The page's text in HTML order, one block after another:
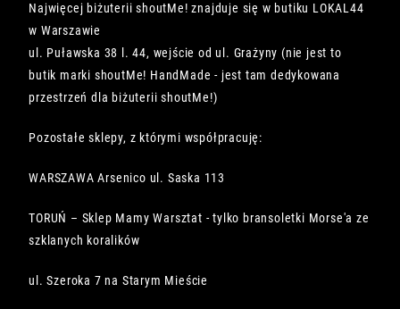
Najwięcej biżuterii shoutMe! znajduje się w butiku LOKAL44
w Warszawie
ul. Puławska 38 l. 44, wejście od ul. Grażyny (nie jest to
butik marki shoutMe! HandMade - jest tam dedykowana
przestrzeń dla biżuterii shoutMe!)
Pozostałe sklepy, z którymi współpracuję:
WARSZAWA Arsenico ul. Saska 113
TORUŃ – Sklep Mamy Warsztat - tylko bransoletki Morse'a ze
szklanych koralików
ul. Szeroka 7 na Starym Mieście